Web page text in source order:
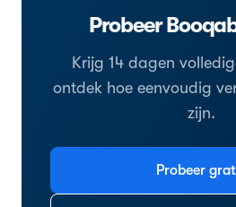
Probeer
Krijg 14 dagen
ontdek hoe eenvoudig
zijn.
Probeer